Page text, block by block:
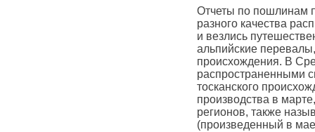
Отчеты по пошлинам
разного качества
и везлись
альпийские
происхождения. В
распространенными
тосканского
производства в
регионов, также
(произведенный в